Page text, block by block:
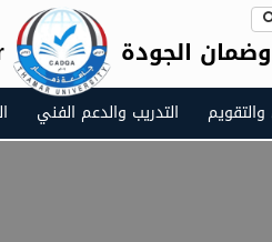
الجودة
التدريب والدعم الفني